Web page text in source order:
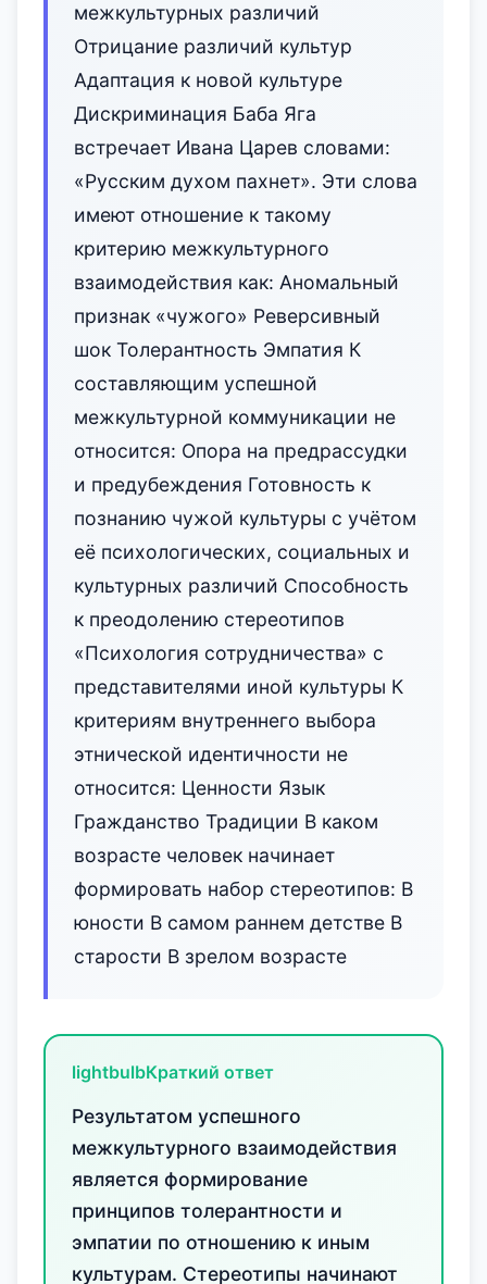
межкультурных различий
Отрицание различий культур
Адаптация к новой культуре
Дискриминация Баба Яга
встречает Ивана Царев словами:
«Русским духом пахнет». Эти слова
имеют отношение к такому
критерию межкультурного
взаимодействия как: Аномальный
признак «чужого» Реверсивный
шок Толерантность Эмпатия К
составляющим успешной
межкультурной коммуникации не
относится: Опора на предрассудки
и предубеждения Готовность к
познанию чужой культуры с учётом
её психологических, социальных и
культурных различий Способность
к преодолению стереотипов
«Психология сотрудничества» с
представителями иной культуры К
критериям внутреннего выбора
этнической идентичности не
относится: Ценности Язык
Гражданство Традиции В каком
возрасте человек начинает
формировать набор стереотипов: В
юности В самом раннем детстве В
старости В зрелом возрасте
lightbulbКраткий ответ
Результатом успешного
межкультурного взаимодействия
является формирование
принципов толерантности и
эмпатии по отношению к иным
культурам. Стереотипы начинают